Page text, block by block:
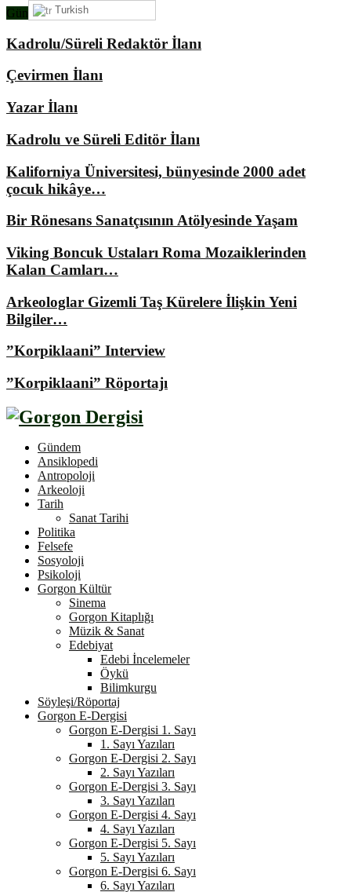
Gündemimizde Ne Var?
Kadrolu/Süreli Redaktör İlanı
Çevirmen İlanı
Yazar İlanı
Kadrolu ve Süreli Editör İlanı
Kaliforniya Üniversitesi, bünyesinde 2000 adet
çocuk hikâye…
Bir Rönesans Sanatçısının Atölyesinde Yaşam
Viking Boncuk Ustaları Roma Mozaiklerinden
Kalan Camları…
Arkeologlar Gizemli Taş Kürelere İlişkin Yeni
Bilgiler…
”Korpiklaani” Interview
”Korpiklaani” Röportajı
Gündem
Ansiklopedi
Antropoloji
Arkeoloji
Tarih
Sanat Tarihi
Politika
Felsefe
Sosyoloji
Psikoloji
Gorgon Kültür
Sinema
Gorgon Kitaplığı
Müzik & Sanat
Edebiyat
Edebi İncelemeler
Öykü
Bilimkurgu
Söyleşi/Röportaj
Gorgon E-Dergisi
Gorgon E-Dergisi 1. Sayı
1. Sayı Yazıları
Gorgon E-Dergisi 2. Sayı
2. Sayı Yazıları
Gorgon E-Dergisi 3. Sayı
3. Sayı Yazıları
Gorgon E-Dergisi 4. Sayı
4. Sayı Yazıları
Gorgon E-Dergisi 5. Sayı
5. Sayı Yazıları
Gorgon E-Dergisi 6. Sayı
6. Sayı Yazıları
Turkish